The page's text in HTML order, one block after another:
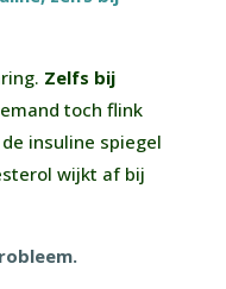
Zelfs bij
toch flink
insuline spiegel
wijkt af bij